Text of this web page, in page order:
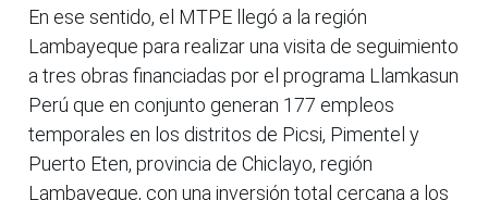
En ese sentido, el MTPE llegó a la región
Lambayeque para realizar una visita de seguimiento
a tres obras financiadas por el programa Llamkasun
Perú que en conjunto generan 177 empleos
temporales en los distritos de Picsi, Pimentel y
Puerto Eten, provincia de Chiclayo, región
Lambayeque, con una inversión total cercana a los